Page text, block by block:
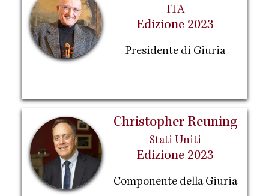
ITA
Edizione 2023
Presidente di Giuria
Christopher Reuning
Stati Uniti
Edizione 2023
Componente della Giuria